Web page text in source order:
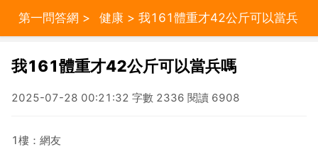
第一問答網 > 健康 > 我161體重才42公斤可以當兵
我161體重才42公斤可以當兵嗎
2025-07-28 00:21:32 字數 2336 閱讀 6908
1樓：網友